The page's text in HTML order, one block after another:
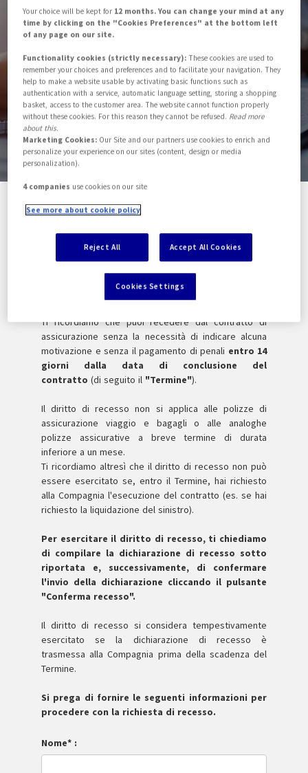
Dichiarazione di
recesso on line
Dichiarazione di recesso on line
Ti ricordiamo che puoi recedere dal contratto di
assicurazione senza la necessità di indicare alcuna
motivazione e senza il pagamento di penali entro 14
giorni dalla data di conclusione del
contratto (di seguito il "Termine").
Il diritto di recesso non si applica alle polizze di
assicurazione viaggio e bagagli o alle analoghe
polizze assicurative a breve termine di durata
inferiore a un mese.
Ti ricordiamo altresì che il diritto di recesso non può
essere esercitato se, entro il Termine, hai richiesto
alla Compagnia l'esecuzione del contratto (es. se hai
richiesto la liquidazione del sinistro).
Per esercitare il diritto di recesso, ti chiediamo
di compilare la dichiarazione di recesso sotto
riportata e, successivamente, di confermare
l'invio della dichiarazione cliccando il pulsante
"Conferma recesso".
Il diritto di recesso si considera tempestivamente
esercitato se la dichiarazione di recesso è
trasmessa alla Compagnia prima della scadenza del
Termine.
Si prega di fornire le seguenti informazioni per
procedere con la richiesta di recesso.
Nome* :
Your choice will be kept for 12 months. You can change your mind at any
time by clicking on the "Cookies Preferences" at the bottom left
of any page on our site.
Functionality cookies (strictly necessary): These cookies are used to
remember your choices and preferences and to facilitate your navigation. They
help to make a website usable by activating basic functions such as
authentication with a service, automatic language setting, storing a shopping
basket, access to the customer area. The website cannot function properly
without these cookies. For this reason they cannot be refused. Read more
about this.
Marketing Cookies: Our Site and our partners use cookies to enrich and
personalize your experience on our sites (content, design or media
personalization).
4 companies use cookies on our site
See more about cookie policy
Reject All Accept All Cookies
Cookies Settings